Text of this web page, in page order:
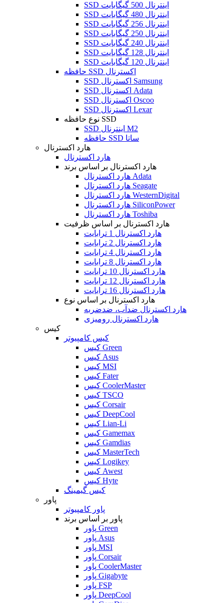
SSD اینترنال 500 گیگابایت
SSD اینترنال 480 گیگابایت
SSD اینترنال 256 گیگابایت
SSD اینترنال 250 گیگابایت
SSD اینترنال 240 گیگابایت
SSD اینترنال 128 گیگابایت
SSD اینترنال 120 گیگابایت
حافظه SSD اکسترنال
SSD اکسترنال Samsung
SSD اکسترنال Adata
SSD اکسترنال Oscoo
SSD اکسترنال Lexar
نوع حافظه SSD
SSD اینترنال M2
حافظه SSD ساتا
هارد اکسترنال
هارد اکسترنال
هارد اکسترنال بر اساس برند
هارد اکسترنال Adata
هارد اکسترنال Seagate
هارد اکسترنال WesternDigital
هارد اکسترنال SiliconPower
هارد اکسترنال Toshiba
هارد اکسترنال بر اساس ظرفیت
هارد اکسترنال 1 ترابایت
هارد اکسترنال 2 ترابایت
هارد اکسترنال 4 ترابایت
هارد اکسترنال 8 ترابایت
هارد اکسترنال 10 ترابایت
هارد اکسترنال 12 ترابایت
هارد اکسترنال 16 ترابایت
هارد اکسترنال بر اساس نوع
هارد اکسترنال ضدآب، ضدضربه
هارد اکسترنال رومیزی
کیس
کیس کامپیوتر
کیس Green
کیس Asus
کیس MSI
کیس Fater
کیس CoolerMaster
کیس TSCO
کیس Corsair
کیس DeepCool
کیس Lian-Li
کیس Gamemax
کیس Gamdias
کیس MasterTech
کیس Logikey
کیس Awest
کیس Hyte
کیس گیمینگ
پاور
پاور کامپیوتر
پاور بر اساس برند
پاور Green
پاور Asus
پاور MSI
پاور Corsair
پاور CoolerMaster
پاور Gigabyte
پاور FSP
پاور DeepCool